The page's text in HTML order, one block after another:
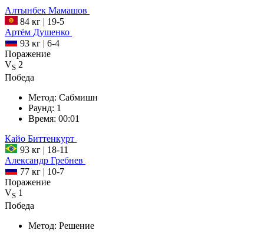
Алтынбек Мамашов
84 кг | 19-5
Артём Душенко
93 кг | 6-4
Поражение
VS 2
Победа
Метод: Сабмишн
Раунд: 1
Время: 00:01
Кайо Биттенкурт
93 кг | 18-11
Александр Гребнев
77 кг | 10-7
Поражение
VS 1
Победа
Метод: Решение